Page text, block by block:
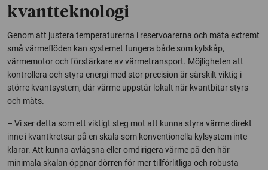
kvantteknologi
Genom att justera temperaturerna i reservoarerna och mäta extremt
små värmeflöden kan systemet fungera både som kylskåp,
värmemotor och förstärkare av värmetransport. Möjligheten att
kontrollera och styra energi med stor precision är särskilt viktig i
större kvantsystem, där värme uppstår lokalt när kvantbitar styrs
och mäts.
– Vi ser detta som ett viktigt steg mot att kunna styra värme direkt
inne i kvantkretsar på en skala som konventionella kylsystem inte
klarar. Att kunna avlägsna eller omdirigera värme på den här
minimala skalan öppnar dörren för mer tillförlitliga och robusta